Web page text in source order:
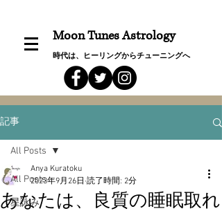
Moon Tunes Astrology
時代は、ヒーリングからチューニングへ
記事
All Posts
星詠み
All Posts
あなたは、良質の睡眠取れ
Anya Kuratoku
2023年9月26日 読了時間: 2分